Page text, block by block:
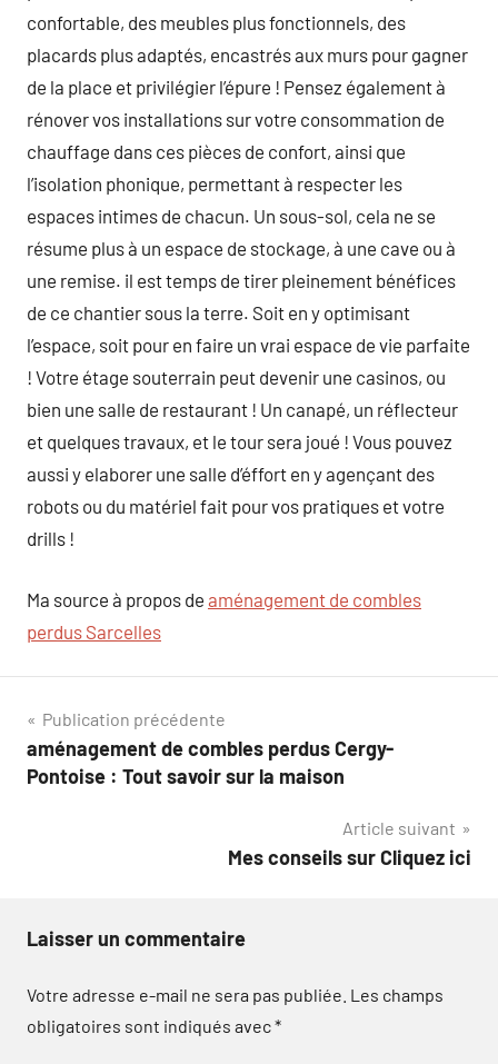
confortable, des meubles plus fonctionnels, des
placards plus adaptés, encastrés aux murs pour gagner
de la place et privilégier l’épure ! Pensez également à
rénover vos installations sur votre consommation de
chauffage dans ces pièces de confort, ainsi que
l’isolation phonique, permettant à respecter les
espaces intimes de chacun. Un sous-sol, cela ne se
résume plus à un espace de stockage, à une cave ou à
une remise. il est temps de tirer pleinement bénéfices
de ce chantier sous la terre. Soit en y optimisant
l’espace, soit pour en faire un vrai espace de vie parfaite
! Votre étage souterrain peut devenir une casinos, ou
bien une salle de restaurant ! Un canapé, un réflecteur
et quelques travaux, et le tour sera joué ! Vous pouvez
aussi y elaborer une salle d’éffort en y agençant des
robots ou du matériel fait pour vos pratiques et votre
drills !
Ma source à propos de aménagement de combles
perdus Sarcelles
Navigation
de
Publication précédente
aménagement de combles perdus Cergy-
Pontoise : Tout savoir sur la maison
Article suivant
Mes conseils sur Cliquez ici
Laisser un commentaire
Votre adresse e-mail ne sera pas publiée. Les champs
obligatoires sont indiqués avec*